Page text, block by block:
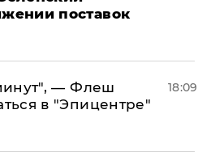
поставок
— Флеш
в "Эпицентре"
18:09